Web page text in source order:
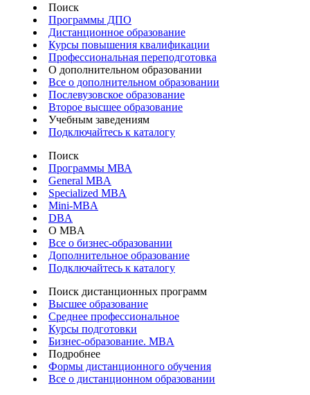
Поиск
Программы ДПО
Дистанционное образование
Курсы повышения квалификации
Профессиональная переподготовка
О дополнительном образовании
Все о дополнительном образовании
Послевузовское образование
Второе высшее образование
Учебным заведениям
Подключайтесь к каталогу
Поиск
Программы МВА
General MBA
Specialized MBA
Mini-MBA
DBA
О MBA
Все о бизнес-образовании
Дополнительное образование
Подключайтесь к каталогу
Поиск дистанционных программ
Высшее образование
Среднее профессиональное
Курсы подготовки
Бизнес-образование. MBA
Подробнее
Формы дистанционного обучения
Все о дистанционном образовании